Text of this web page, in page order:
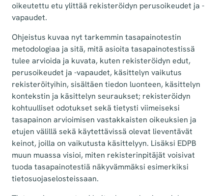
oikeutettu etu ylittää rekisteröidyn perusoikeudet ja -
vapaudet.
Ohjeistus kuvaa nyt tarkemmin tasapainotestin
metodologiaa ja sitä, mitä asioita tasapainotestissä
tulee arvioida ja kuvata, kuten rekisteröidyn edut,
perusoikeudet ja -vapaudet, käsittelyn vaikutus
rekisteröityihin, sisältäen tiedon luonteen, käsittelyn
kontekstin ja käsittelyn seuraukset; rekisteröidyn
kohtuulliset odotukset sekä tietysti viimeiseksi
tasapainon arvioimisen vastakkaisten oikeuksien ja
etujen välillä sekä käytettävissä olevat lieventävät
keinot, joilla on vaikutusta käsittelyyn. Lisäksi EDPB
muun muassa visioi, miten rekisterinpitäjät voisivat
tuoda tasapainotestiä näkyvämmäksi esimerkiksi
tietosuojaselosteissaan.